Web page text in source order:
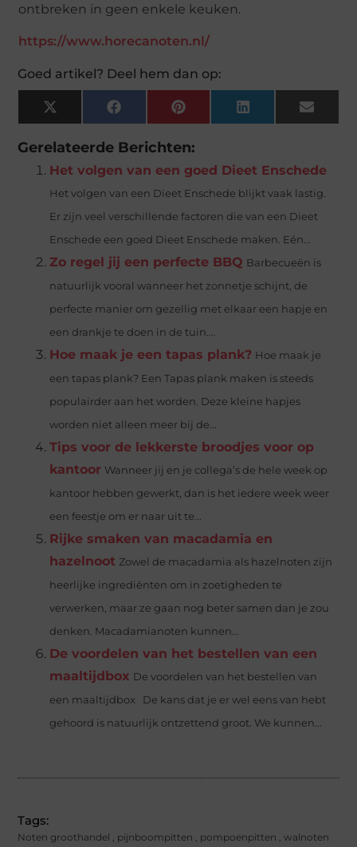
ontbreken in geen enkele keuken.
https://www.horecanoten.nl/
Goed artikel? Deel hem dan op:
X
(Twitter)
Facebook Pinterest LinkedIn Email
Gerelateerde Berichten:
Het volgen van een goed Dieet Enschede
Het volgen van een Dieet Enschede blijkt vaak lastig.
Er zijn veel verschillende factoren die van een Dieet
Enschede een goed Dieet Enschede maken. Eén...
Zo regel jij een perfecte BBQ Barbecueën is
natuurlijk vooral wanneer het zonnetje schijnt, de
perfecte manier om gezellig met elkaar een hapje en
een drankje te doen in de tuin....
Hoe maak je een tapas plank? Hoe maak je
een tapas plank? Een Tapas plank maken is steeds
populairder aan het worden. Deze kleine hapjes
worden niet alleen meer bij de...
Tips voor de lekkerste broodjes voor op
kantoor Wanneer jij en je collega’s de hele week op
kantoor hebben gewerkt, dan is het iedere week weer
een feestje om er naar uit te...
Rijke smaken van macadamia en
hazelnoot Zowel de macadamia als hazelnoten zijn
heerlijke ingrediënten om in zoetigheden te
verwerken, maar ze gaan nog beter samen dan je zou
denken. Macadamianoten kunnen...
De voordelen van het bestellen van een
maaltijdbox De voordelen van het bestellen van
een maaltijdbox De kans dat je er wel eens van hebt
gehoord is natuurlijk ontzettend groot. We kunnen...
Tags:
Noten groothandel pijnboompitten pompoenpitten ,walnoten